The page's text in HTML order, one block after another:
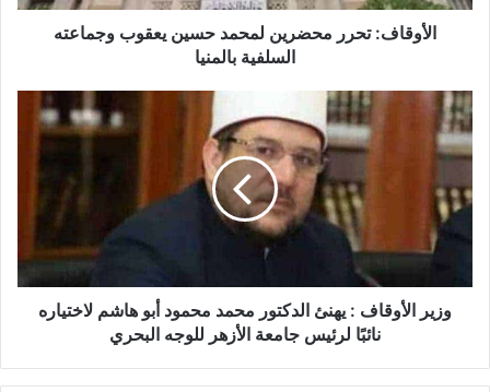
الأوقاف: تحرر محضرين لمحمد حسين يعقوب وجماعته
السلفية بالمنيا
وزير الأوقاف : يهنئ الدكتور محمد محمود أبو هاشم لاختياره
نائبًا لرئيس جامعة الأزهر للوجه البحري